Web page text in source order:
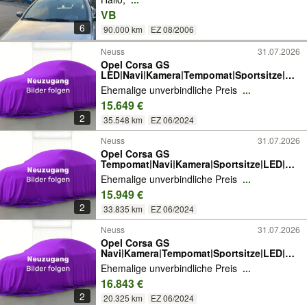
6
VB
90.000 km EZ 08/2006
2
Neuss 31.07.2026
Opel Corsa GS
LED|Navi|Kamera|Tempomat|Sportsitze|PD
C
Ehemalige unverbindliche Preis ...
15.649 €
35.548 km EZ 06/2024
2
Neuss 31.07.2026
Opel Corsa GS
Tempomat|Navi|Kamera|Sportsitze|LED|PD
C
Ehemalige unverbindliche Preis ...
15.949 €
33.835 km EZ 06/2024
2
Neuss 31.07.2026
Opel Corsa GS
Navi|Kamera|Tempomat|Sportsitze|LED|PD
C
Ehemalige unverbindliche Preis ...
16.843 €
20.325 km EZ 06/2024